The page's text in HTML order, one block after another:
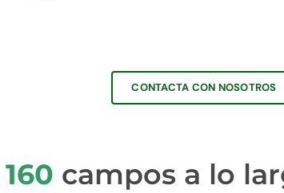
CONTACTA CON NOSOTROS
160 campos a lo